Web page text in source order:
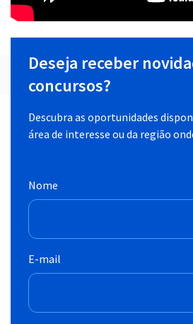
Deseja receber
concursos?
Descubra as oportunidades
área de interesse ou da região
Nome
E-mail